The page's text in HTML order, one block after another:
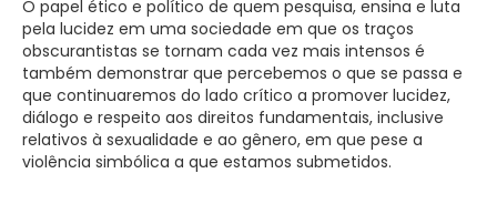
O papel ético e político de quem pesquisa, ensina e luta
pela lucidez em uma sociedade em que os traços
obscurantistas se tornam cada vez mais intensos é
também demonstrar que percebemos o que se passa e
que continuaremos do lado crítico a promover lucidez,
diálogo e respeito aos direitos fundamentais, inclusive
relativos à sexualidade e ao gênero, em que pese a
violência simbólica a que estamos submetidos.